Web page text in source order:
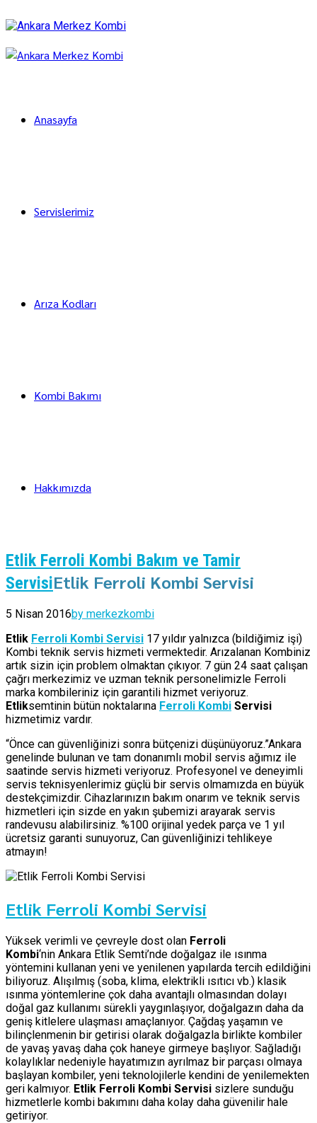
Anasayfa
Servislerimiz
Arıza Kodları
Kombi Bakımı
Hakkımızda
Etlik Ferroli Kombi Bakım ve Tamir
ServisiEtlik Ferroli Kombi Servisi
5 Nisan 2016by merkezkombi
Etlik Ferroli Kombi Servisi 17 yıldır yalnızca (bildiğimiz işi)
Kombi teknik servis hizmeti vermektedir. Arızalanan Kombiniz
artık sizin için problem olmaktan çıkıyor. 7 gün 24 saat çalışan
çağrı merkezimiz ve uzman teknik personelimizle Ferroli
marka kombileriniz için garantili hizmet veriyoruz.
Etliksemtinin bütün noktalarına Ferroli Kombi Servisi
hizmetimiz vardır.
“Önce can güvenliğinizi sonra bütçenizi düşünüyoruz.”Ankara
genelinde bulunan ve tam donanımlı mobil servis ağımız ile
saatinde servis hizmeti veriyoruz. Profesyonel ve deneyimli
servis teknisyenlerimiz güçlü bir servis olmamızda en büyük
destekçimizdir. Cihazlarınızın bakım onarım ve teknik servis
hizmetleri için sizde en yakın şubemizi arayarak servis
randevusu alabilirsiniz. %100 orijinal yedek parça ve 1 yıl
ücretsiz garanti sunuyoruz, Can güvenliğinizi tehlikeye
atmayın!
Etlik Ferroli Kombi Servisi
Yüksek verimli ve çevreyle dost olan Ferroli
Kombi‘nin Ankara Etlik Semti’nde doğalgaz ile ısınma
yöntemini kullanan yeni ve yenilenen yapılarda tercih edildiğini
biliyoruz. Alışılmış (soba, klima, elektrikli ısıtıcı vb.) klasik
ısınma yöntemlerine çok daha avantajlı olmasından dolayı
doğal gaz kullanımı sürekli yaygınlaşıyor, doğalgazın daha da
geniş kitlelere ulaşması amaçlanıyor. Çağdaş yaşamın ve
bilinçlenmenin bir getirisi olarak doğalgazla birlikte kombiler
de yavaş yavaş daha çok haneye girmeye başlıyor. Sağladığı
kolaylıklar nedeniyle hayatımızın ayrılmaz bir parçası olmaya
başlayan kombiler, yeni teknolojilerle kendini de yenilemekten
geri kalmıyor. Etlik Ferroli Kombi Servisi sizlere sunduğu
hizmetlerle kombi bakımını daha kolay daha güvenilir hale
getiriyor.